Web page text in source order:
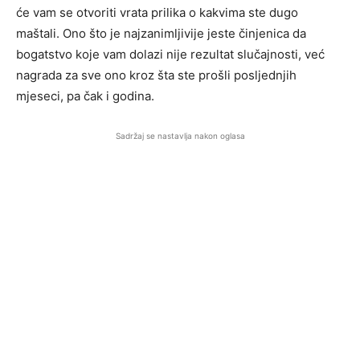
će vam se otvoriti vrata prilika o kakvima ste dugo
maštali. Ono što je najzanimljivije jeste činjenica da
bogatstvo koje vam dolazi nije rezultat slučajnosti, već
nagrada za sve ono kroz šta ste prošli posljednjih
mjeseci, pa čak i godina.
Sadržaj se nastavlja nakon oglasa